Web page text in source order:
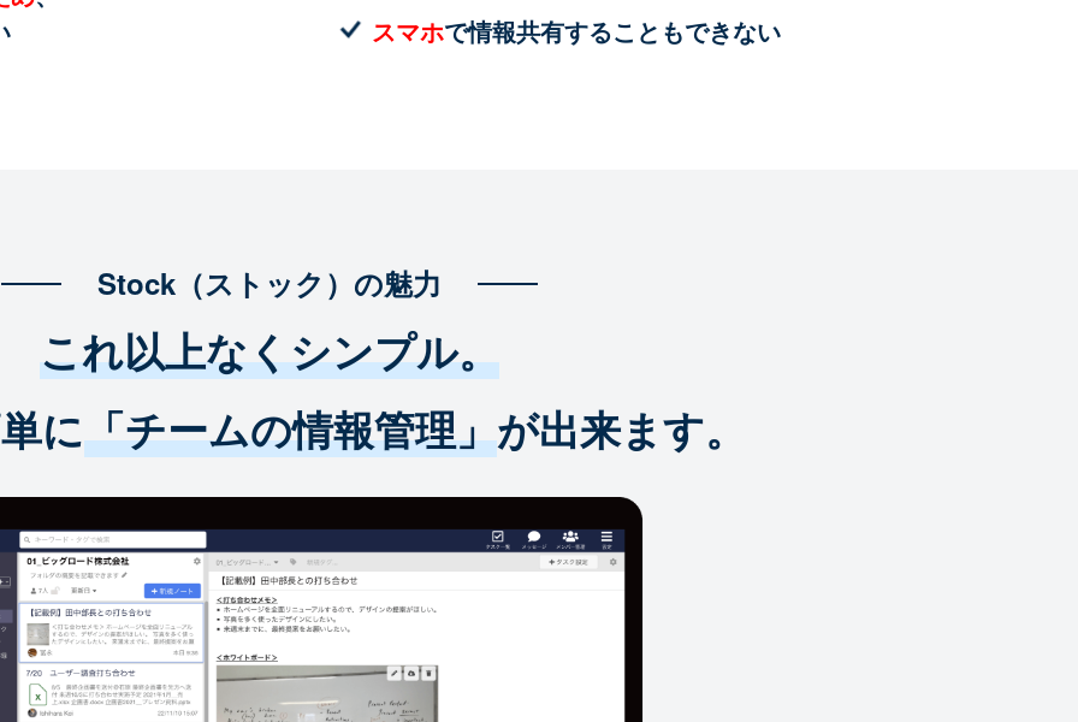
スマホで情報共有することもできない
Stock（ストック）の魅力
これ以上なくシンプル。
に「チームの情報管理」が出来ます。